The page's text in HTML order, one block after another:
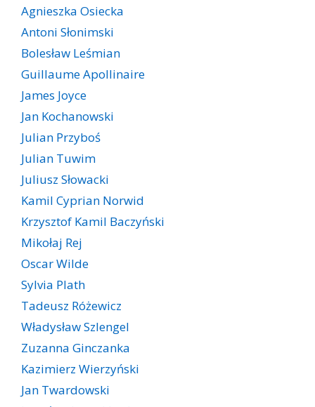
Agnieszka Osiecka
Antoni Słonimski
Bolesław Leśmian
Guillaume Apollinaire
James Joyce
Jan Kochanowski
Julian Przyboś
Julian Tuwim
Juliusz Słowacki
Kamil Cyprian Norwid
Krzysztof Kamil Baczyński
Mikołaj Rej
Oscar Wilde
Sylvia Plath
Tadeusz Różewicz
Władysław Szlengel
Zuzanna Ginczanka
Kazimierz Wierzyński
Jan Twardowski